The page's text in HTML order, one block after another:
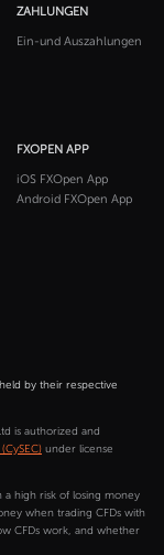
ZAHLUNGEN
Ein-und Auszahlungen
FXOPEN APP
iOS FXOpen App
Android FXOpen App
by their respective
is authorized and
under license
a high risk of losing money
when trading CFDs with
CFDs work, and whether